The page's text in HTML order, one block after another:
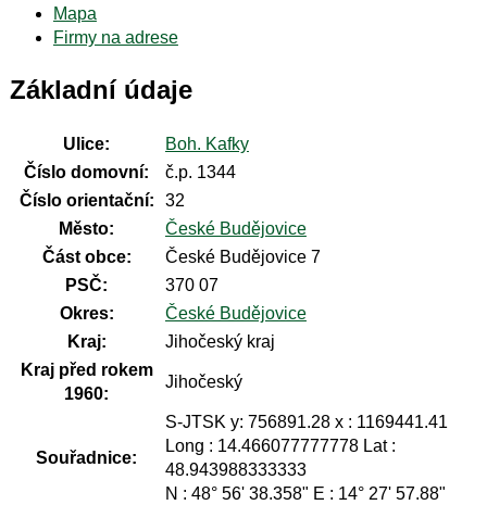
Mapa
Firmy na adrese
Základní údaje
Ulice:
Boh. Kafky
Číslo domovní:
č.p. 1344
Číslo orientační:
32
Město:
České Budějovice
Část obce:
České Budějovice 7
PSČ:
370 07
Okres:
České Budějovice
Kraj:
Jihočeský kraj
Kraj před rokem
1960:
Jihočeský
Souřadnice:
S-JTSK y: 756891.28 x : 1169441.41
Long : 14.466077777778 Lat :
48.943988333333
N : 48° 56' 38.358" E : 14° 27' 57.88"